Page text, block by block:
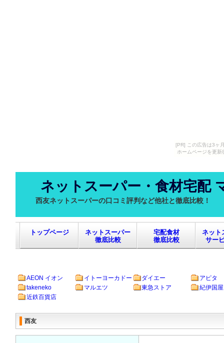
[PR] この広告は3ヶ
ホームページを更
ネットスーパー・食材宅配
西友ネットスーパーの口コミ評判など他社と徹底比較！
トップページ
ネットスーパー
徹底比較
宅配食材
徹底比較
ネット
サー
AEON イオン イトーヨーカドー ダイエー
アピタ
takeneko
マルエツ 東急ストア
紀伊国屋
近鉄百貨店
西友